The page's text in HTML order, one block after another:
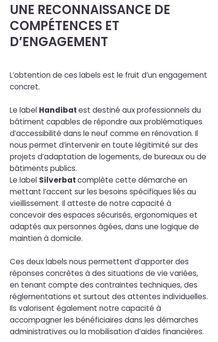
UNE RECONNAISSANCE DE
COMPÉTENCES ET
D’ENGAGEMENT
L’obtention de ces labels est le fruit d’un engagement
concret.
Le label Handibatest destiné aux professionnels du
bâtiment capables de répondre aux problématiques
d’accessibilité dans le neuf comme en rénovation. Il
nous permet d’intervenir en toute légitimité sur des
projets d’adaptation de logements, de bureaux ou de
bâtiments publics.
Le label Silverbatcomplète cette démarche en
mettant l’accent sur les besoins spécifiques liés au
vieillissement. Il atteste de notre capacité à
concevoir des espaces sécurisés, ergonomiques et
adaptés aux personnes âgées, dans une logique de
maintien à domicile.
Ces deux labels nous permettent d’apporter des
réponses concrètes à des situations de vie variées,
en tenant compte des contraintes techniques, des
réglementations et surtout des attentes individuelles.
Ils valorisent également notre capacité à
accompagner les bénéficiaires dans les démarches
administratives ou la mobilisation d’aides financières.